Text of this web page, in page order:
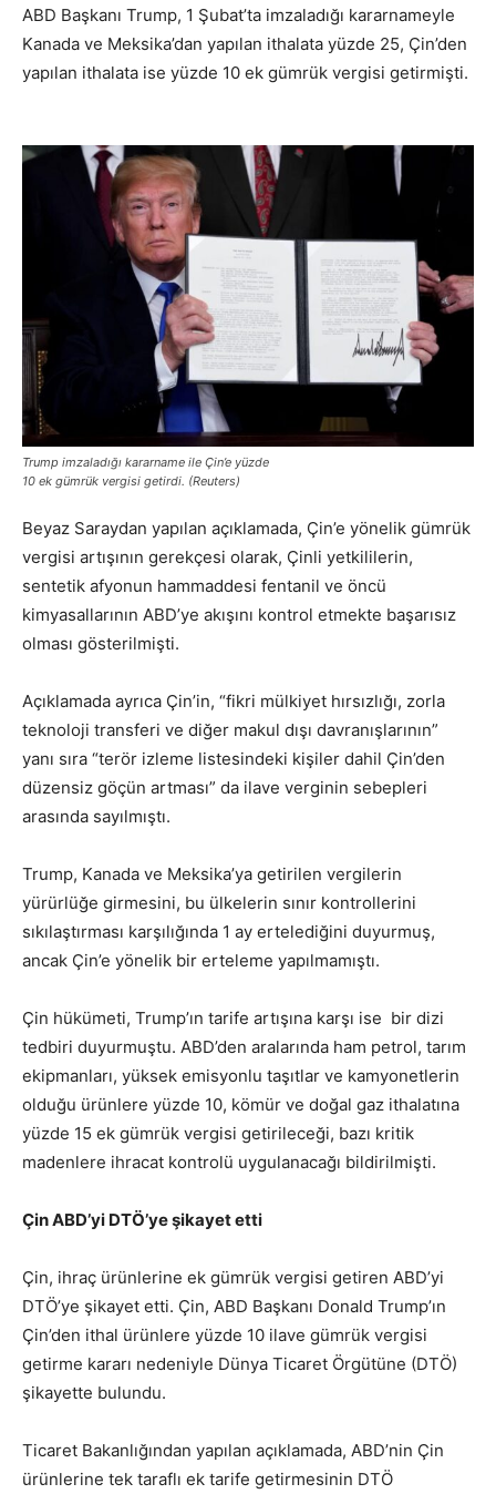
ABD Başkanı Trump, 1 Şubat’ta imzaladığı kararnameyle
Kanada ve Meksika’dan yapılan ithalata yüzde 25, Çin’den
yapılan ithalata ise yüzde 10 ek gümrük vergisi getirmişti.
Trump imzaladığı kararname ile Çin’e yüzde
10 ek gümrük vergisi getirdi. (Reuters)
Beyaz Saraydan yapılan açıklamada, Çin’e yönelik gümrük
vergisi artışının gerekçesi olarak, Çinli yetkililerin,
sentetik afyonun hammaddesi fentanil ve öncü
kimyasallarının ABD’ye akışını kontrol etmekte başarısız
olması gösterilmişti.
Açıklamada ayrıca Çin’in, “fikri mülkiyet hırsızlığı, zorla
teknoloji transferi ve diğer makul dışı davranışlarının”
yanı sıra “terör izleme listesindeki kişiler dahil Çin’den
düzensiz göçün artması” da ilave verginin sebepleri
arasında sayılmıştı.
Trump, Kanada ve Meksika’ya getirilen vergilerin
yürürlüğe girmesini, bu ülkelerin sınır kontrollerini
sıkılaştırması karşılığında 1 ay ertelediğini duyurmuş,
ancak Çin’e yönelik bir erteleme yapılmamıştı.
Çin hükümeti, Trump’ın tarife artışına karşı ise bir dizi
tedbiri duyurmuştu. ABD’den aralarında ham petrol, tarım
ekipmanları, yüksek emisyonlu taşıtlar ve kamyonetlerin
olduğu ürünlere yüzde 10, kömür ve doğal gaz ithalatına
yüzde 15 ek gümrük vergisi getirileceği, bazı kritik
madenlere ihracat kontrolü uygulanacağı bildirilmişti.
Çin ABD’yi DTÖ’ye şikayet etti
Çin, ihraç ürünlerine ek gümrük vergisi getiren ABD’yi
DTÖ’ye şikayet etti. Çin, ABD Başkanı Donald Trump’ın
Çin’den ithal ürünlere yüzde 10 ilave gümrük vergisi
getirme kararı nedeniyle Dünya Ticaret Örgütüne (DTÖ)
şikayette bulundu.
Ticaret Bakanlığından yapılan açıklamada, ABD’nin Çin
ürünlerine tek taraflı ek tarife getirmesinin DTÖ